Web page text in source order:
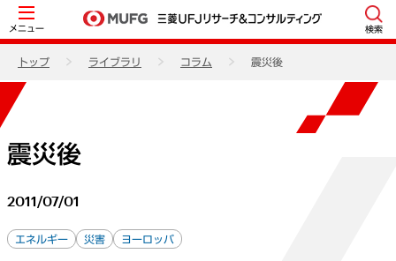
メニュー 検索
トップ ライブラリ コラム 震災後
震災後
2011/07/01
エネルギー 災害 ヨーロッパ